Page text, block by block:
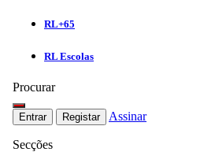
RL+65
RL Escolas
Procurar
Entrar Registar Assinar
Secções